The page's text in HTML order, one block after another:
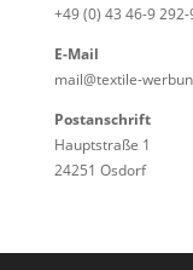
+49 (0) 43 46-9
E-Mail
mail@textile-
Postanschrift
Hauptstraße 1
24251 Osdorf